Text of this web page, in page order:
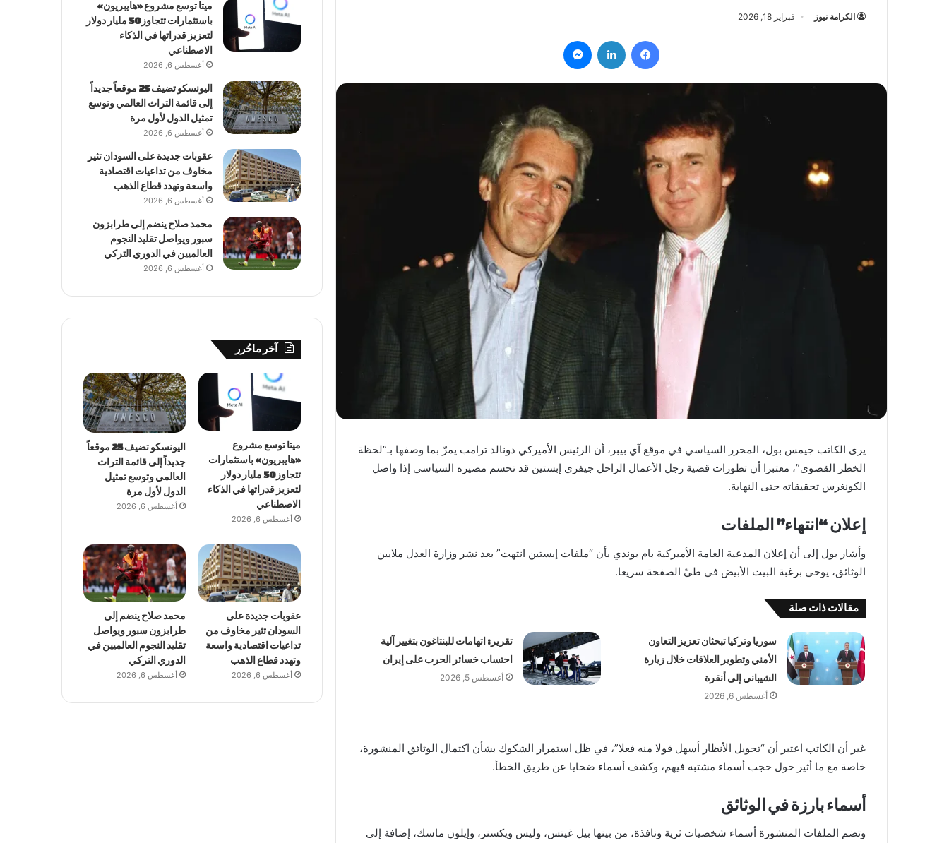
الكرامة نيوز فبراير 18, 2026
فيسبوك لينكدإن
يرى الكاتب جيمس بول، المحرر السياسي في موقع آي بيبر، أن الرئيس الأميركي دونالد ترامب يمرّ بما وصفها بـ”لحظة
الخطر القصوى”، معتبرا أن تطورات قضية رجل الأعمال الراحل جيفري إبستين قد تحسم مصيره السياسي إذا واصل
الكونغرس تحقيقاته حتى النهاية.
إعلان “انتهاء” الملفات
وأشار بول إلى أن إعلان المدعية العامة الأميركية بام بوندي بأن “ملفات إبستين انتهت” بعد نشر وزارة العدل ملايين
الوثائق، يوحي برغبة البيت الأبيض في طيّ الصفحة سريعا.
مقالات ذات صلة
سوريا وتركيا تبحثان تعزيز التعاون
الأمني وتطوير العلاقات خلال زيارة
الشيباني إلى أنقرة
أغسطس 6, 2026
تقرير: اتهامات للبنتاغون بتغيير آلية
احتساب خسائر الحرب على إيران
أغسطس 5, 2026
غير أن الكاتب اعتبر أن “تحويل الأنظار أسهل قولا منه فعلا”، في ظل استمرار الشكوك بشأن اكتمال الوثائق المنشورة،
خاصة مع ما أثير حول حجب أسماء مشتبه فيهم، وكشف أسماء ضحايا عن طريق الخطأ.
أسماء بارزة في الوثائق
وتضم الملفات المنشورة أسماء شخصيات ثرية ونافذة، من بينها بيل غيتس، وليس ويكسنر، وإيلون ماسك، إضافة إلى
ميتا توسع مشروع «هايبريون»
باستثمارات تتجاوز 50 مليار دولار
لتعزيز قدراتها في الذكاء
الاصطناعي
أغسطس 6, 2026
اليونسكو تضيف 25 موقعاً جديداً
إلى قائمة التراث العالمي وتوسع
تمثيل الدول لأول مرة
أغسطس 6, 2026
عقوبات جديدة على السودان تثير
مخاوف من تداعيات اقتصادية
واسعة وتهدد قطاع الذهب
أغسطس 6, 2026
محمد صلاح ينضم إلى طرابزون
سبور ويواصل تقليد النجوم
العالميين في الدوري التركي
أغسطس 6, 2026
آخر ماحُرر
ميتا توسع مشروع
«هايبريون» باستثمارات
تتجاوز 50 مليار دولار
لتعزيز قدراتها في الذكاء
الاصطناعي
أغسطس 6, 2026
اليونسكو تضيف 25 موقعاً
جديداً إلى قائمة التراث
العالمي وتوسع تمثيل
الدول لأول مرة
أغسطس 6, 2026
عقوبات جديدة على
السودان تثير مخاوف من
تداعيات اقتصادية واسعة
وتهدد قطاع الذهب
أغسطس 6, 2026
محمد صلاح ينضم إلى
طرابزون سبور ويواصل
تقليد النجوم العالميين في
الدوري التركي
أغسطس 6, 2026